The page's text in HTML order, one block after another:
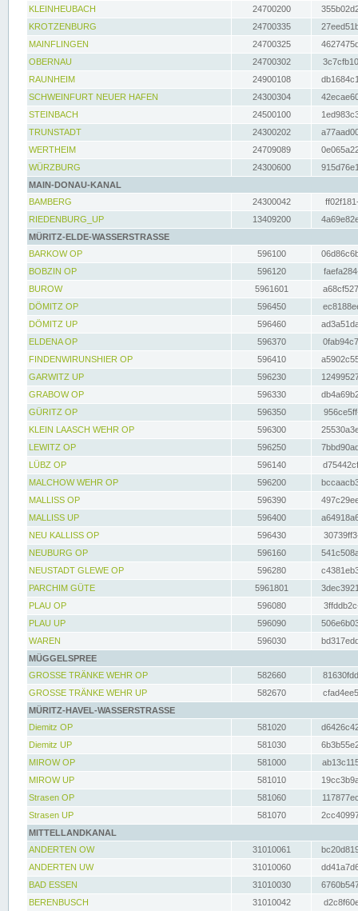
KLEINHEUBACH 24700200
KROTZENBURG
24700335
MAINFLINGEN
24700325
OBERNAU
24700302
RAUNHEIM
24900108
SCHWEINFURT NEUER HAFEN
24300304
STEINBACH
24500100
TRUNSTADT
24300202
WERTHEIM
24709089
WÜRZBURG
24300600
MAIN-DONAU-KANAL
BAMBERG
24300042
RIEDENBURG_UP
13409200
MÜRITZ-ELDE-WASSERSTRASSE
BARKOW OP
596100
BOBZIN OP
596120
BUROW
5961601
DÖMITZ OP
596450
DÖMITZ UP
596460
ELDENA OP
596370
FINDENWIRUNSHIER OP
596410
GARWITZ UP
596230
GRABOW OP
596330
GÜRITZ OP
596350
KLEIN LAASCH WEHR OP
596300
LEWITZ OP
596250
LÜBZ OP
596140
MALCHOW WEHR OP
596200
MALLISS OP
596390
MALLISS UP
596400
NEU KALLISS OP
596430
NEUBURG OP
596160
NEUSTADT GLEWE OP
596280
PARCHIM GÜTE
5961801
PLAU OP
596080
PLAU UP
596090
WAREN
596030
MÜGGELSPREE
GROSSE TRÄNKE WEHR OP
582660
GROSSE TRÄNKE WEHR UP
582670
MÜRITZ-HAVEL-WASSERSTRASSE
Diemitz OP
581020
Diemitz UP
581030
MIROW OP
581000
MIROW UP
581010
Strasen OP
581060
Strasen UP
581070
MITTELLANDKANAL
ANDERTEN OW
31010061
ANDERTEN UW
31010060
BAD ESSEN
31010030
BERENBUSCH
31010042